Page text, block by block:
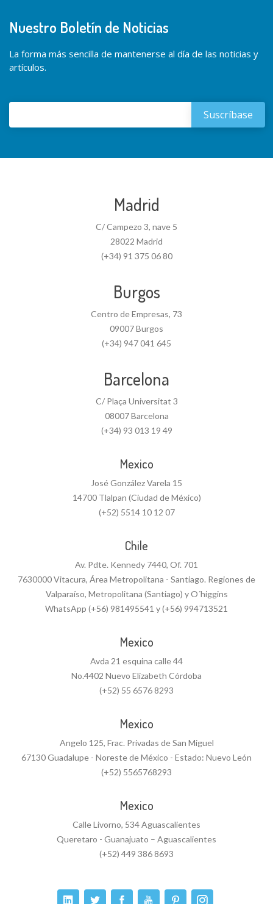
Nuestro Boletín de Noticias
La forma más sencilla de mantenerse al día de las noticias y
artículos.
Madrid
C/ Campezo 3, nave 5
28022 Madrid
(+34) 91 375 06 80
Burgos
Centro de Empresas, 73
09007 Burgos
(+34) 947 041 645
Barcelona
C/ Plaça Universitat 3
08007 Barcelona
(+34) 93 013 19 49
Mexico
José González Varela 15
14700 Tlalpan (Ciudad de México)
(+52) 5514 10 12 07
Chile
Av. Pdte. Kennedy 7440, Of. 701
7630000 Vitacura, Área Metropolitana - Santiago. Regiones de
Valparaíso, Metropolitana (Santiago) y O´higgins
WhatsApp (+56) 981495541 y (+56) 994713521
Mexico
Avda 21 esquina calle 44
No.4402 Nuevo Elizabeth Córdoba
(+52) 55 6576 8293
Mexico
Angelo 125, Frac. Privadas de San Miguel
67130 Guadalupe - Noreste de México - Estado: Nuevo León
(+52) 5565768293
Mexico
Calle Livorno, 534 Aguascalientes
Queretaro - Guanajuato – Aguascalientes
(+52) 449 386 8693